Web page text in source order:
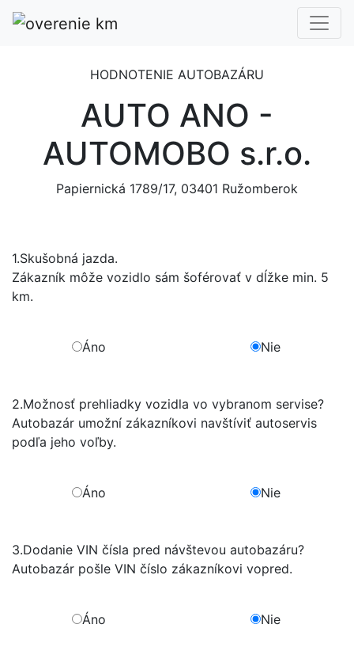
HODNOTENIE AUTOBAZÁRU
AUTO ANO -
AUTOMOBO s.r.o.
Papiernická 1789/17, 03401 Ružomberok
1.Skušobná jazda.
Zákazník môže vozidlo sám šoférovať v dĺžke min. 5
km.
Áno Nie
2.Možnosť prehliadky vozidla vo vybranom servise?
Autobazár umožní zákazníkovi navštíviť autoservis
podľa jeho voľby.
Áno Nie
3.Dodanie VIN čísla pred návštevou autobazáru?
Autobazár pošle VIN číslo zákazníkovi vopred.
Áno Nie